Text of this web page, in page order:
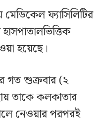
ফ্যাসিলিটির
হয়েছে।
গত শুক্রবার (২
তাকে কলকাতার
নেওয়ার পরপরই